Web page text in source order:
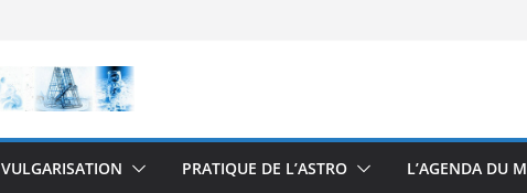
VULGARISATION PRATIQUE DE L’ASTRO L’AGENDA DU